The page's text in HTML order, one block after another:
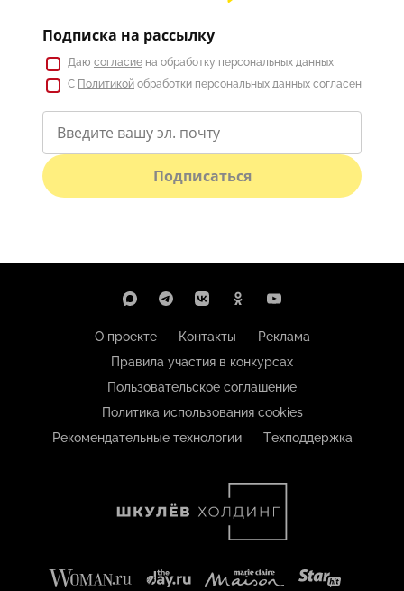
Подписка на рассылку
Даю согласие на обработку персональных данных
С Политикой обработки персональных данных согласен
Подписаться
О проекте Контакты
Реклама
Правила участия в конкурсах
Пользовательское соглашение
Политика использования cookies
Рекомендательные технологии
Техподдержка